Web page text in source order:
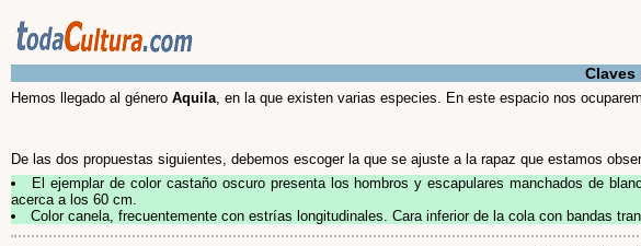
Claves
Hemos llegado al género Aquila , en la que existen varias especies. En este espacio nos
De las dos propuestas siguientes, debemos escoger la que se ajuste a la rapaz que estamos
El ejemplar de color castaño oscuro presenta los hombros y escapulares manchados de
acerca a los 60 cm.
Color canela, frecuentemente con estrías longitudinales. Cara inferior de la cola con bandas